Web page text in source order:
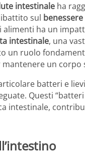
intestinale ha
sul
ha un
intestinale, una
un ruolo
un corpo
batteri e
Questi
intestinale,